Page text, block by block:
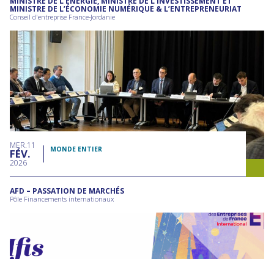
MINISTRE DE L’ÉCONOMIE NUMÉRIQUE & L’ENTREPRENEURIAT
Conseil d'entreprise France-Jordanie
MER 11
FÉV
2026
MONDE ENTIER
AFD – PASSATION DE MARCHÉS
Pôle Financements internationaux